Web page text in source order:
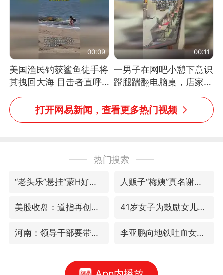
00:09
美国渔民钓获鲨鱼徒手将
其拽回大海 目击者直呼
震惊 （视频来源：参考
消息）
00:11
一男子在网吧小憩下意识
蹬腿踹翻电脑桌，店家3
台显示器与机械臂损坏
打开网易新闻，查看更多热门视频
热门搜索
“老头乐”悬挂“蒙H好几个8”上路 人贩子“梅姨”真名谢家梅
美股收盘：道指再创历史新高 41岁女子为鼓励女儿考上985研究生
河南：领导干部要带头休假 李亚鹏向地铁吐血女孩捐99999元